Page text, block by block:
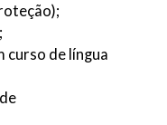
curso de língua